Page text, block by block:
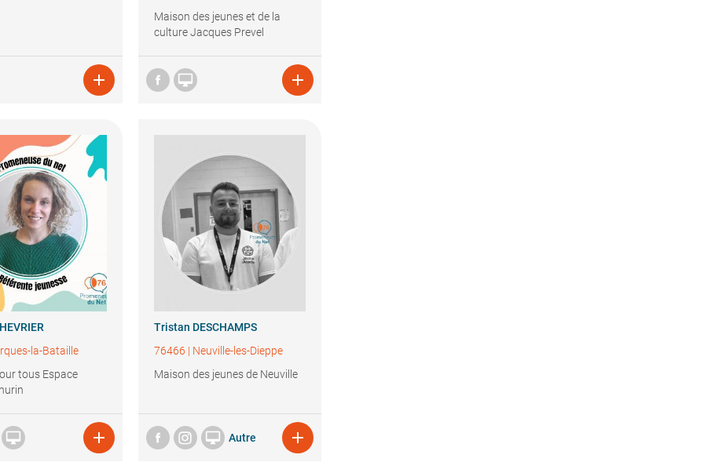

Maison des jeunes et de la
culture Jacques Prevel
 
la-Bataille
tous Espace
 
Tristan DESCHAMPS
76466 | Neuville-les-Dieppe
Maison des jeunes de Neuville
 Autre 